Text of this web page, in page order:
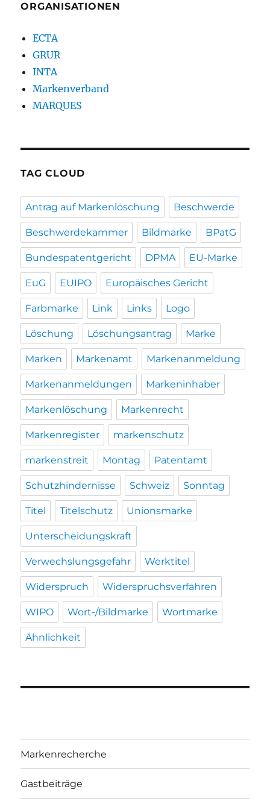
ORGANISATIONEN
ECTA
GRUR
INTA
Markenverband
MARQUES
TAG CLOUD
Antrag auf Markenlöschung Beschwerde
Beschwerdekammer Bildmarke BPatG
Bundespatentgericht DPMA EU-Marke
EuG EUIPO Europäisches Gericht
Farbmarke Link Links Logo
Löschung Löschungsantrag Marke
Marken Markenamt Markenanmeldung
Markenanmeldungen Markeninhaber
Markenlöschung Markenrecht
Markenregister markenschutz
markenstreit Montag Patentamt
Schutzhindernisse Schweiz Sonntag
Titel Titelschutz Unionsmarke
Unterscheidungskraft
Verwechslungsgefahr Werktitel
Widerspruch Widerspruchsverfahren
WIPO Wort-/Bildmarke Wortmarke
Ähnlichkeit
Markenrecherche
Gastbeiträge